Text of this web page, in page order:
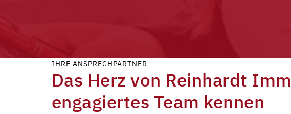
IHRE ANSPRECHPARTNER
Das Herz von Reinhardt
engagiertes Team kennen